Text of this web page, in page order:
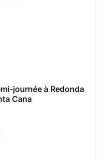
journée à Redonda
Cana